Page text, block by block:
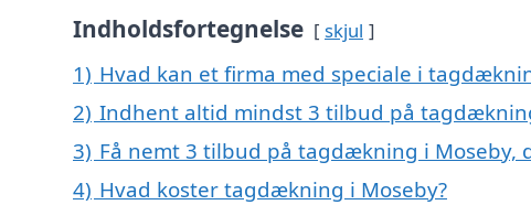
Indholdsfortegnelse skjul
1) Hvad kan et firma med speciale i
2) Indhent altid mindst 3 tilbud på
3) Få nemt 3 tilbud på tagdækning i Moseby,
4) Hvad koster tagdækning i Moseby?